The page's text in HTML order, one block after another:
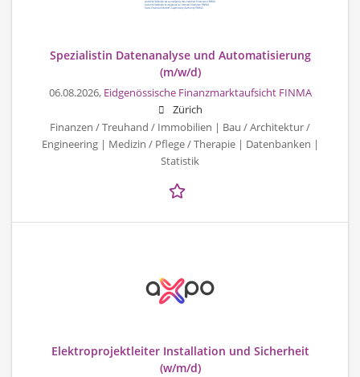
Spezialistin Datenanalyse und Automatisierung
(m/w/d)
06.08.2026, Eidgenössische Finanzmarktaufsicht FINMA
Zürich
Finanzen / Treuhand / Immobilien | Bau / Architektur /
Engineering | Medizin / Pflege / Therapie | Datenbanken |
Statistik
Elektroprojektleiter Installation und Sicherheit
(w/m/d)